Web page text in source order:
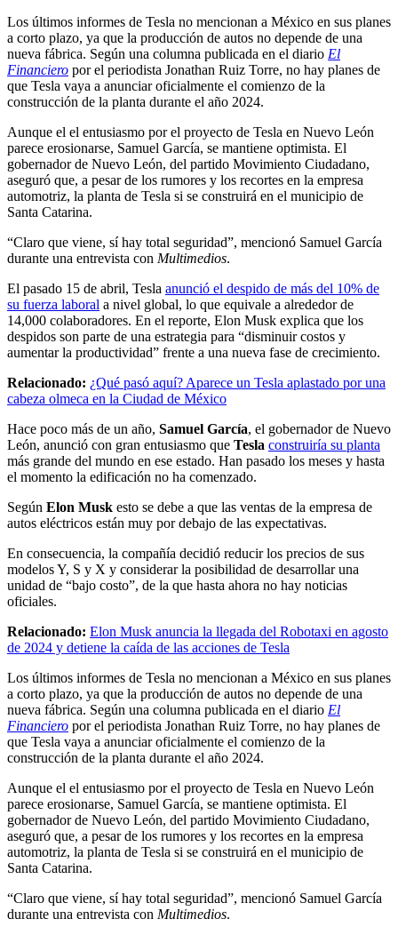
Los últimos informes de Tesla no mencionan a México en sus planes
a corto plazo, ya que la producción de autos no depende de una
nueva fábrica. Según una columna publicada en el diario El
Financiero por el periodista Jonathan Ruiz Torre, no hay planes de
que Tesla vaya a anunciar oficialmente el comienzo de la
construcción de la planta durante el año 2024.
Aunque el el entusiasmo por el proyecto de Tesla en Nuevo León
parece erosionarse, Samuel García, se mantiene optimista. El
gobernador de Nuevo León, del partido Movimiento Ciudadano,
aseguró que, a pesar de los rumores y los recortes en la empresa
automotriz, la planta de Tesla si se construirá en el municipio de
Santa Catarina.
“Claro que viene, sí hay total seguridad”, mencionó Samuel García
durante una entrevista con Multimedios.
El pasado 15 de abril, Tesla anunció el despido de más del 10% de
su fuerza laboral a nivel global, lo que equivale a alrededor de
14,000 colaboradores. En el reporte, Elon Musk explica que los
despidos son parte de una estrategia para “disminuir costos y
aumentar la productividad” frente a una nueva fase de crecimiento.
Relacionado: ¿Qué pasó aquí? Aparece un Tesla aplastado por una
cabeza olmeca en la Ciudad de México
Hace poco más de un año, Samuel García, el gobernador de Nuevo
León, anunció con gran entusiasmo que Tesla construiría su planta
más grande del mundo en ese estado. Han pasado los meses y hasta
el momento la edificación no ha comenzado.
Según Elon Musk esto se debe a que las ventas de la empresa de
autos eléctricos están muy por debajo de las expectativas.
En consecuencia, la compañía decidió reducir los precios de sus
modelos Y, S y X y considerar la posibilidad de desarrollar una
unidad de “bajo costo”, de la que hasta ahora no hay noticias
oficiales.
Relacionado: Elon Musk anuncia la llegada del Robotaxi en agosto
de 2024 y detiene la caída de las acciones de Tesla
Los últimos informes de Tesla no mencionan a México en sus planes
a corto plazo, ya que la producción de autos no depende de una
nueva fábrica. Según una columna publicada en el diario El
Financiero por el periodista Jonathan Ruiz Torre, no hay planes de
que Tesla vaya a anunciar oficialmente el comienzo de la
construcción de la planta durante el año 2024.
Aunque el el entusiasmo por el proyecto de Tesla en Nuevo León
parece erosionarse, Samuel García, se mantiene optimista. El
gobernador de Nuevo León, del partido Movimiento Ciudadano,
aseguró que, a pesar de los rumores y los recortes en la empresa
automotriz, la planta de Tesla si se construirá en el municipio de
Santa Catarina.
“Claro que viene, sí hay total seguridad”, mencionó Samuel García
durante una entrevista con Multimedios.